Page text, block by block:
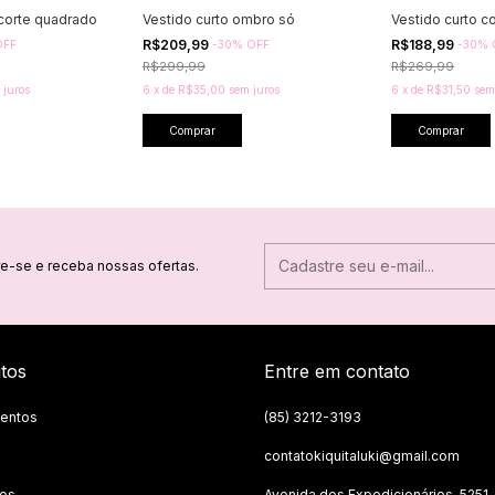
quadrado
juros
Vestido curto ombro só
R$209,99 -30% OFF
R$299,99
6 x de R$35,00 sem juros
Comprar
Vestido curto
R$188,99 -30%
R$269,99
6 x de R$31,50
Comprar
se e receba nossas ofertas.
Entre em contato
(85) 3212-3193
contatokiquitaluki@gmail.com